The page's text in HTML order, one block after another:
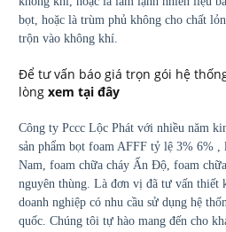
bọt, hoặc là trùm phủ không cho chất
trộn vào không khí.
Để tư vấn báo giá trọn gói hệ
lòngxem tại đây
Công ty Pccc Lộc Phát với nhiều năm
sản phẩm bọt foam AFFF tỷ lệ 3% 6% ,
Nam, foam chữa cháy Ấn Độ, foam
nguyên thùng. Là đơn vị đã tư vấn thiết
doanh nghiệp có nhu cầu sử dụng hệ
quốc. Chúng tôi tự hào mang đến cho